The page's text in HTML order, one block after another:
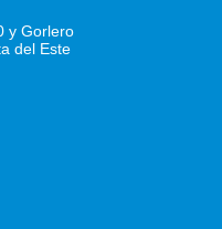
y Gorlero
del Este